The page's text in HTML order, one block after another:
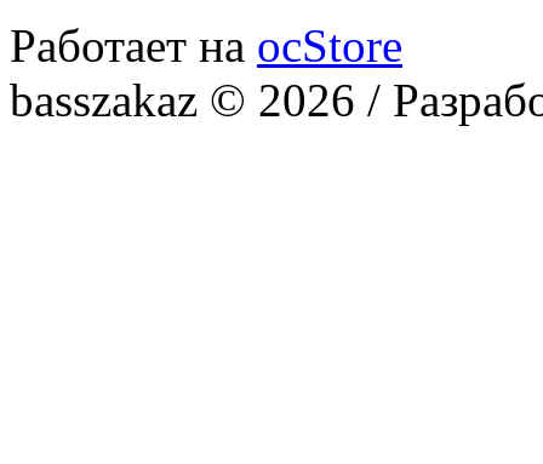
Работает на ocStore
basszakaz © 2026 /